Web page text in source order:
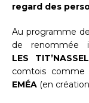
regard des
Au programme
de renommée
LES
comtois comme
EMÉA (en